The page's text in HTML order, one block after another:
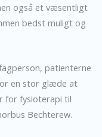
også et væsentligt
bedst muligt og
patienterne
en stor glæde at
for fysioterapi til
Bechterew.